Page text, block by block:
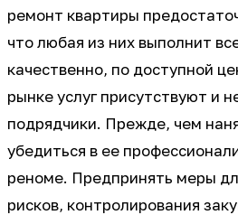
ремонт квартиры
что любая из них выполнит
качественно, по доступной
рынке услуг присутствуют и
подрядчики. Прежде, чем
убедиться в ее
реноме. Предпринять меры
рисков, контролирования